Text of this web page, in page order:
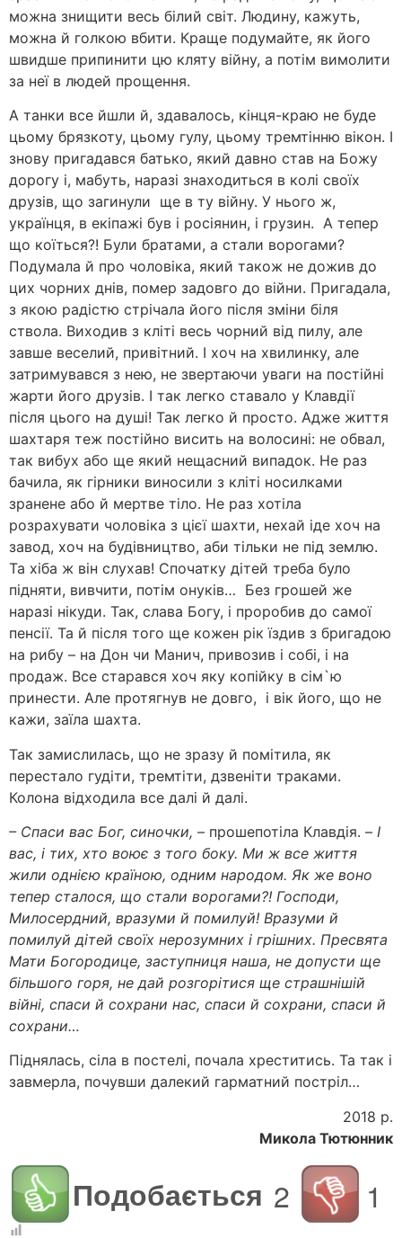
можна знищити весь білий світ. Людину, кажуть,
можна й голкою вбити. Краще подумайте, як його
швидше припинити цю кляту війну, а потім вимолити
за неї в людей прощення.
А танки все йшли й, здавалось, кінця-краю не буде
цьому брязкоту, цьому гулу, цьому тремтінню вікон. І
знову пригадався батько, який давно став на Божу
дорогу і, мабуть, наразі знаходиться в колі своїх
друзів, що загинули ще в ту війну. У нього ж,
українця, в екіпажі був і росіянин, і грузин. А тепер
що коїться?! Були братами, а стали ворогами?
Подумала й про чоловіка, який також не дожив до
цих чорних днів, помер задовго до війни. Пригадала,
з якою радістю стрічала його після зміни біля
ствола. Виходив з кліті весь чорний від пилу, але
завше веселий, привітний. І хоч на хвилинку, але
затримувався з нею, не звертаючи уваги на постійні
жарти його друзів. І так легко ставало у Клавдії
після цього на душі! Так легко й просто. Адже життя
шахтаря теж постійно висить на волосині: не обвал,
так вибух або ще який нещасний випадок. Не раз
бачила, як гірники виносили з кліті носилками
зранене або й мертве тіло. Не раз хотіла
розрахувати чоловіка з цієї шахти, нехай іде хоч на
завод, хоч на будівництво, аби тільки не під землю.
Та хіба ж він слухав! Спочатку дітей треба було
підняти, вивчити, потім онуків… Без грошей же
наразі нікуди. Так, слава Богу, і проробив до самої
пенсії. Та й після того ще кожен рік їздив з бригадою
на рибу – на Дон чи Манич, привозив і собі, і на
продаж. Все старався хоч яку копійку в сім`ю
принести. Але протягнув не довго, і вік його, що не
кажи, заїла шахта.
Так замислилась, що не зразу й помітила, як
перестало гудіти, тремтіти, дзвеніти траками.
Колона відходила все далі й далі.
– Спаси вас Бог, синочки, – прошепотіла Клавдія. – І
вас, і тих, хто воює з того боку. Ми ж все життя
жили однією країною, одним народом. Як же воно
тепер сталося, що стали ворогами?! Господи,
Милосердний, вразуми й помилуй! Вразуми й
помилуй дітей своїх нерозумних і грішних. Пресвята
Мати Богородице, заступниця наша, не допусти ще
більшого горя, не дай розгорітися ще страшнішій
війні, спаси й сохрани нас, спаси й сохрани, спаси й
сохрани…
Піднялась, сіла в постелі, почала хреститись. Та так і
завмерла, почувши далекий гарматний постріл…
2018 р.
Микола Тютюнник
Подобається 2 1